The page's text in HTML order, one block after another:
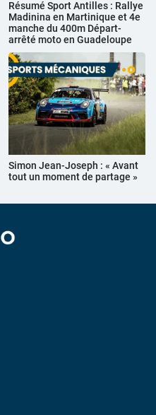
Résumé Sport Antilles : Rallye
Madinina en Martinique et 4e
manche du 400m Départ-
arrêté moto en Guadeloupe
Simon Jean-Joseph : « Avant
tout un moment de partage »